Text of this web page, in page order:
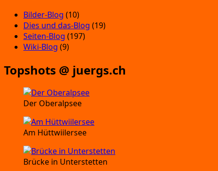
Bilder-Blog (10)
Dies und das-Blog (19)
Seiten-Blog (197)
Wiki-Blog (9)
Topshots @ juergs.ch
Der Oberalpsee
Am Hüttwiilersee
Brücke in Unterstetten